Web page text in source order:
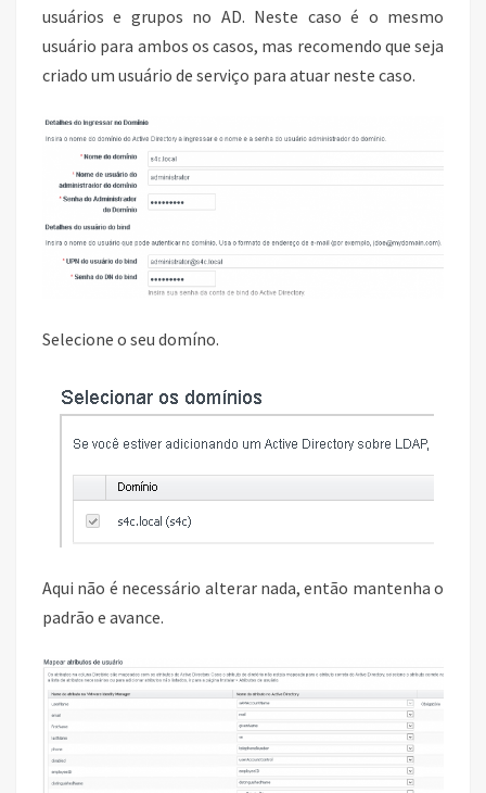
usuários e grupos no AD. Neste caso é o mesmo
usuário para ambos os casos, mas recomendo que seja
criado um usuário de serviço para atuar neste caso.
Selecione o seu domíno.
Aqui não é necessário alterar nada, então mantenha o
padrão e avance.